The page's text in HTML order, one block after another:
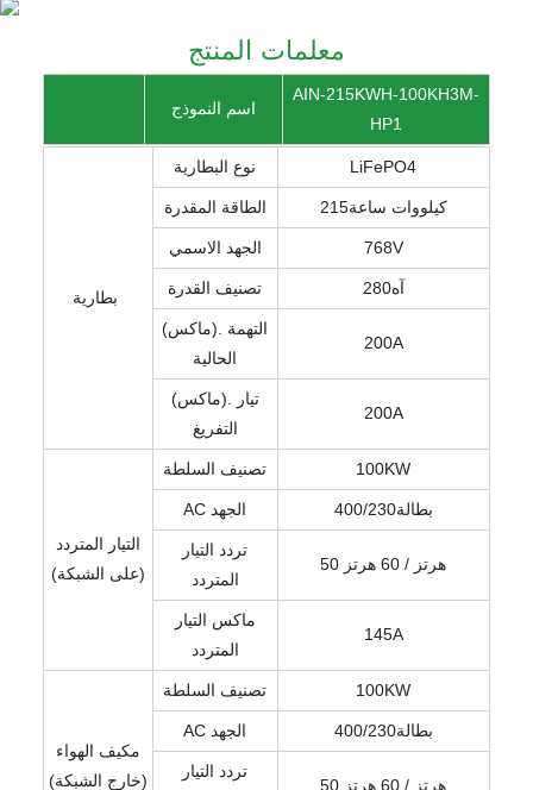
معلمات المنتج
اسم النموذج
AIN-215KWH-100KH3M-
HP1
نوع البطارية LiFePO4
الطاقة المقدرة كيلووات ساعة215
الجهد الاسمي 768V
تصنيف القدرة آه280
(ماكس). التهمة
الحالية
200A
(ماكس). تيار
التفريغ
200A
التيار المتردد
(على الشبكة)
تصنيف السلطة 100KW
AC الجهد بطالة400/230
تردد التيار
المتردد
50 هرتز / 60 هرتز
ماكس التيار
المتردد
145A
مكيف الهواء
(خارج الشبكة)
تصنيف السلطة 100KW
AC الجهد بطالة400/230
تردد التيار
50 هرتز / 60 هرتز